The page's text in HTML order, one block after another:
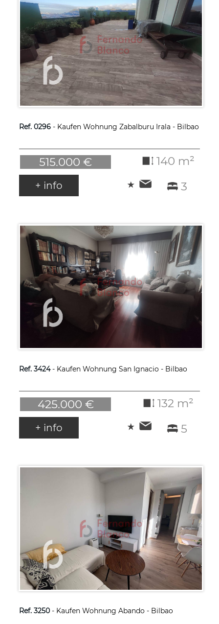
Ref. 0296- Kaufen Wohnung Zabalburu Irala - Bilbao
515.000 €
140 m²
3
+ info
Ref. 3424- Kaufen Wohnung San Ignacio - Bilbao
425.000 €
132 m²
5
+ info
Ref. 3250- Kaufen Wohnung Abando - Bilbao